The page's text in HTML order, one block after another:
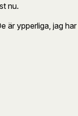
nu.
är ypperliga, jag har